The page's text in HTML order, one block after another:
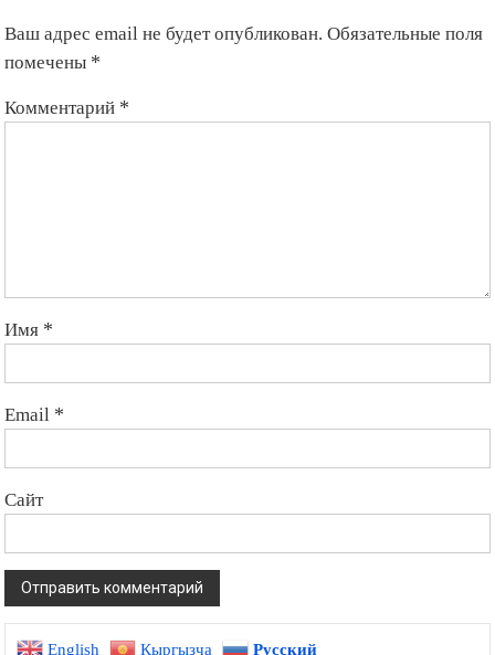
Ваш адрес email не будет опубликован. Обязательные поля
помечены *
Комментарий *
Имя *
Email *
Сайт
English Кыргызча Русский